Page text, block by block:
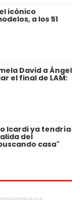
icónico
a los 51
David a Ángel
el final de LAM:
Icardi ya tendría
del
casa"